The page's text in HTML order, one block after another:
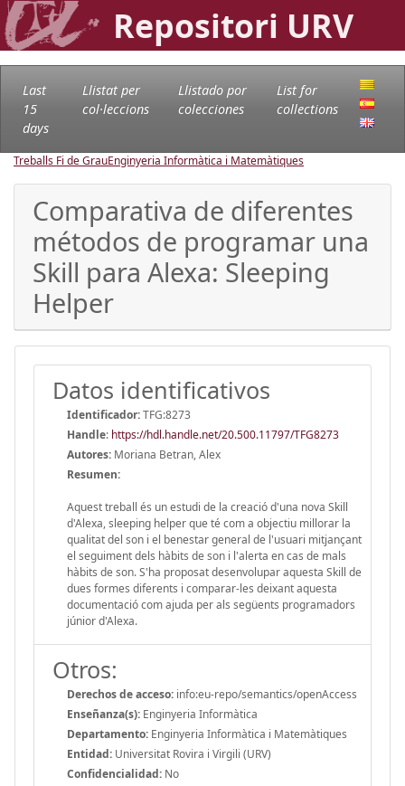
Repositori URV
Last
15
days
Llistat per
col·leccions
Llistado por
colecciones
List for
collections
Treballs Fi de GrauEnginyeria Informàtica i Matemàtiques
Comparativa de diferentes
métodos de programar una
Skill para Alexa: Sleeping
Helper
Datos identificativos
Identificador:TFG:8273
Handle: https://hdl.handle.net/20.500.11797/TFG8273
Autores: Moriana Betran, Alex
Resumen:
Aquest treball és un estudi de la creació d'una nova Skill
d'Alexa, sleeping helper que té com a objectiu millorar la
qualitat del son i el benestar general de l'usuari mitjançant
el seguiment dels hàbits de son i l'alerta en cas de mals
hàbits de son. S'ha proposat desenvolupar aquesta Skill de
dues formes diferents i comparar-les deixant aquesta
documentació com ajuda per als següents programadors
júnior d'Alexa.
Otros:
Derechos de acceso: info:eu-repo/semantics/openAccess
Enseñanza(s): Enginyeria Informàtica
Departamento: Enginyeria Informàtica i Matemàtiques
Entidad: Universitat Rovira i Virgili (URV)
Confidencialidad: No